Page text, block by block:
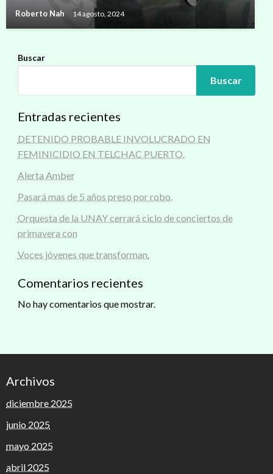
Roberto Nah 14 agosto, 2024
Buscar
Buscar
Entradas recientes
DETENIDO PROBABLE INVOLUCRADO EN
FEMINICIDIO EN TELCHAC PUERTO.
Alerta Amber
Pasará mas de 5 años preso por robo.
Orquesta de la UNAY cerrará ciclo de conciertos de
primavera con
Voces jóvenes que transforman.
Comentarios recientes
No hay comentarios que mostrar.
Archivos
diciembre 2025
junio 2025
mayo 2025
abril 2025